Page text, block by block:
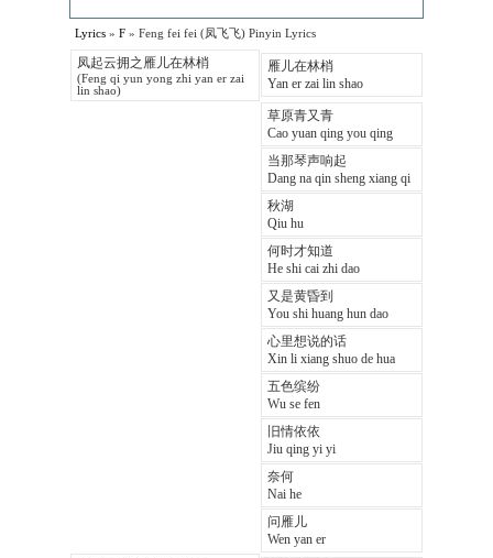
Lyrics » F » Feng fei fei (凤飞飞) Pinyin Lyrics
凤起云拥之雁儿在林梢
(Feng qi yun yong zhi yan er zai
lin shao)
雁儿在林梢
Yan er zai lin shao
草原青又青
Cao yuan qing you qing
当那琴声响起
Dang na qin sheng xiang qi
秋湖
Qiu hu
何时才知道
He shi cai zhi dao
又是黄昏到
You shi huang hun dao
心里想说的话
Xin li xiang shuo de hua
五色缤纷
Wu se fen
旧情依依
Jiu qing yi yi
奈何
Nai he
问雁儿
Wen yan er